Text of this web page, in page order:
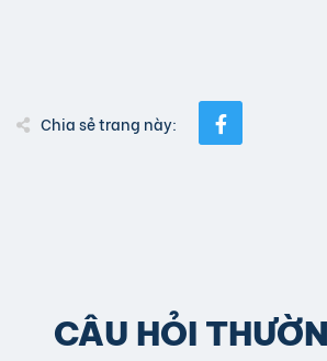
Chia sẻ trang này:
CÂU HỎI